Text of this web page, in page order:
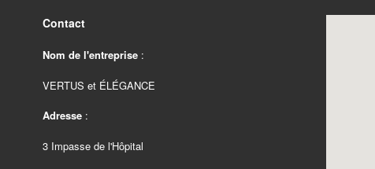
Contact
Nom de l'entreprise:
VERTUS et ÉLÉGANCE
Adresse:
3 Impasse de l'Hôpital